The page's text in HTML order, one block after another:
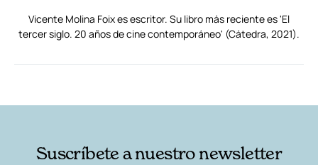
Vicente Molina Foix es escritor. Su libro más reciente es 'El
tercer siglo. 20 años de cine contemporáneo' (Cátedra, 2021).
Suscríbete a nuestro newsletter